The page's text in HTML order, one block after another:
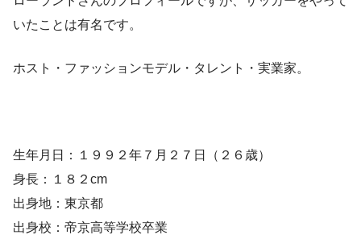
いたことは有名です。
ホスト・ファッションモデル・タレント・実業家。
生年月日：１９９２年７月２７日（２６歳）
身長：１８２cm
出身地：東京都
出身校：帝京高等学校卒業